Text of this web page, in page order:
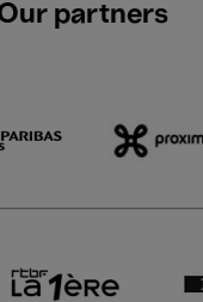
partners